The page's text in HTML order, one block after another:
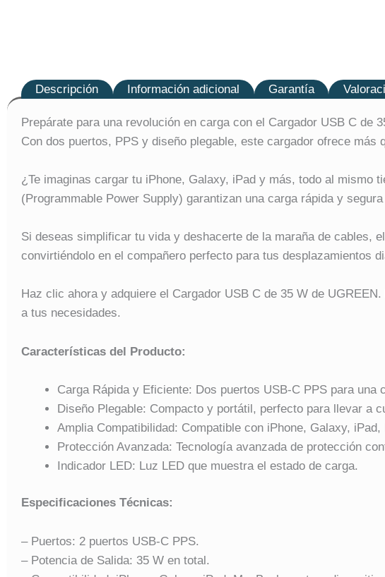
Descripción Información adicional Garantía
Prepárate para una revolución en carga con el Cargador USB C
Con dos puertos, PPS y diseño plegable, este cargador ofrece
¿Te imaginas cargar tu iPhone, Galaxy, iPad y más, todo al mismo
(Programmable Power Supply) garantizan una carga rápida y
Si deseas simplificar tu vida y deshacerte de la maraña de cables,
convirtiéndolo en el compañero perfecto para tus desplazamientos
Haz clic ahora y adquiere el Cargador USB C de 35 W de
a tus necesidades.
Características del Producto:
Carga Rápida y Eficiente: Dos puertos USB-C PPS para una
Diseño Plegable: Compacto y portátil, perfecto para llevar a
Amplia Compatibilidad: Compatible con iPhone, Galaxy,
Protección Avanzada: Tecnología avanzada de protección
Indicador LED: Luz LED que muestra el estado de carga.
Especificaciones Técnicas:
– Puertos: 2 puertos USB-C PPS.
– Potencia de Salida: 35 W en total.